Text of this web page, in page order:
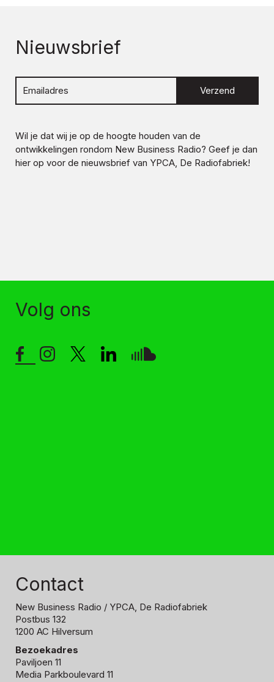
Nieuwsbrief
Verzend
Wil je dat wij je op de hoogte houden van de
ontwikkelingen rondom New Business Radio? Geef je dan
hier op voor de nieuwsbrief van YPCA, De Radiofabriek!
Volg ons
Contact
New Business Radio / YPCA, De Radiofabriek
Postbus 132
1200 AC Hilversum
Bezoekadres
Paviljoen 11
Media Parkboulevard 11